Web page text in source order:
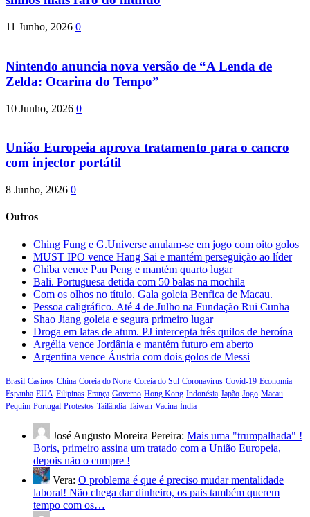
11 Junho, 2026 0
Nintendo anuncia nova versão de “A Lenda de
Zelda: Ocarina do Tempo”
10 Junho, 2026 0
União Europeia aprova tratamento para o cancro
com injector portátil
8 Junho, 2026 0
Outros
Ching Fung e G.Universe anulam-se em jogo com oito golos
MUST IPO vence Hang Sai e mantém perseguição ao líder
Chiba vence Pau Peng e mantém quarto lugar
Bali. Portuguesa detida com 50 balas na mochila
Com os olhos no título. Gala goleia Benfica de Macau.
Pessoa caligráfico. Até 4 de Julho na Fundação Rui Cunha
Shao Jiang goleia e segura primeiro lugar
Droga em latas de atum. PJ intercepta três quilos de heroína
Argélia vence Jordânia e mantém futuro em aberto
Argentina vence Áustria com dois golos de Messi
Brasil Casinos China Coreia do Norte Coreia do Sul Coronavírus Covid-19 Economia
Espanha EUA Filipinas França Governo Hong Kong Indonésia Japão Jogo Macau
Pequim Portugal Protestos Tailândia Taiwan Vacina Índia
José Augusto Moreira Pereira: Mais uma "trumpalhada" !
Boris, primeiro assina um tratado com a União Europeia,
depois não o cumpre !
Vera: O problema é que é preciso mudar mentalidade
laboral! Não chega dar dinheiro, os pais também querem
tempo com os…